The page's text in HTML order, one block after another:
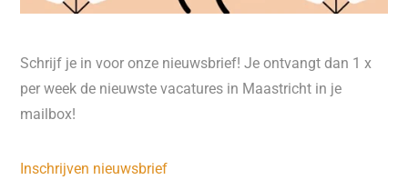
Schrijf je in voor onze nieuwsbrief! Je ontvangt dan 1 x
per week de nieuwste vacatures in Maastricht in je
mailbox!
Inschrijven nieuwsbrief